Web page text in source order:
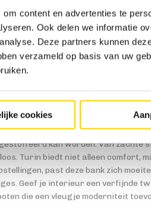
content en advertenties te
Ook delen we informatie
Deze partners kunnen
verzameld op basis van uw
cookies
is het perfecte voorbeeld van
van koudschuim of
gevuld met
je creativiteit de vrije loop met de
kan worden. Van zachte
Turin biedt niet alleen comfort,
past deze bank zich
Geef je interieur een verfijnde
die een vleugje moderniteit